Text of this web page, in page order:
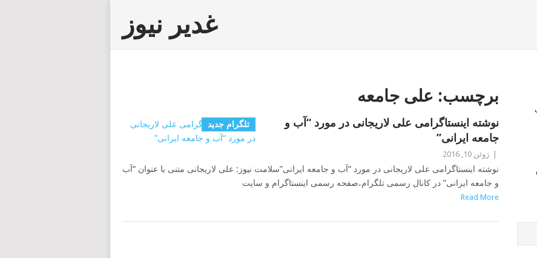
غدیر نیوز
برچسب: علی جامعه
تلگرام جدید
نوشته اینستاگرامی علی لاریجانی در مورد “آب و
جامعه ایرانی”
ژوئن 10, 2016
نوشته اینستاگرامی علی لاریجانی در مورد “آب و جامعه ایرانی”سلامت نیوز: علی لاریجانی متنی با عنوان “آب
و جامعه ایرانی” در کانال رسمی تلگرام،صفحه رسمی اینستاگرام و سایت
Read More